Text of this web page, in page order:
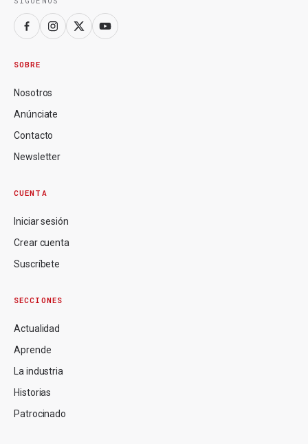
SOBRE
Nosotros
Anúnciate
Contacto
Newsletter
CUENTA
Iniciar sesión
Crear cuenta
Suscríbete
SECCIONES
Actualidad
Aprende
La industria
Historias
Patrocinado